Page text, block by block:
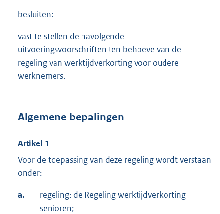
besluiten:
vast te stellen de navolgende
uitvoeringsvoorschriften ten behoeve van de
regeling van werktijdverkorting voor oudere
werknemers.
Algemene bepalingen
Artikel 1
Voor de toepassing van deze regeling wordt verstaan
onder:
a.
regeling: de Regeling werktijdverkorting
senioren;